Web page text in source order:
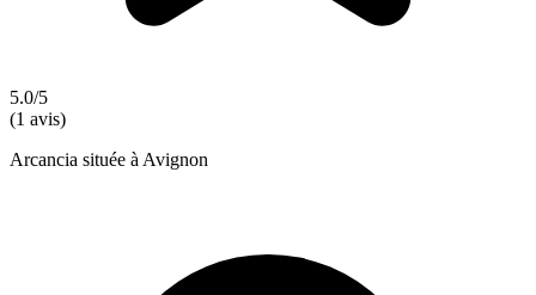
5.0/5
(1 avis)
Arcancia située à Avignon